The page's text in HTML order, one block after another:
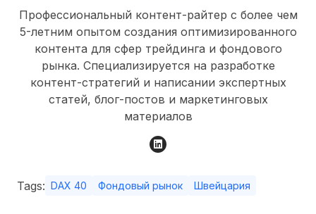
Профессиональный контент-райтер с более чем
5-летним опытом создания оптимизированного
контента для сфер трейдинга и фондового
рынка. Специализируется на разработке
контент-стратегий и написании экспертных
статей, блог-постов и маркетинговых
материалов
Tags: DAX 40 Фондовый рынок Швейцария